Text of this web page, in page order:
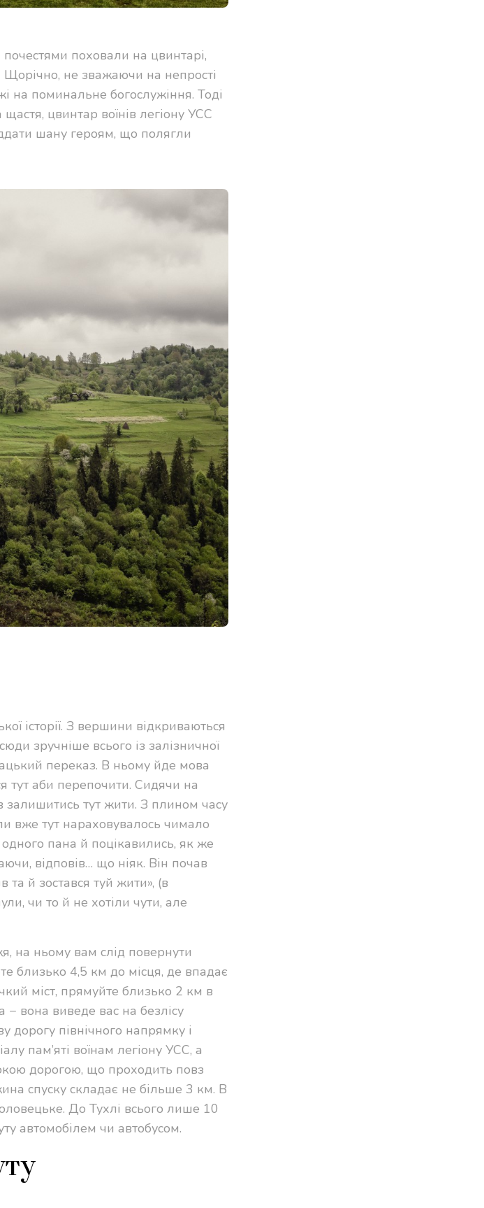
поховали на цвинтарі,
Щорічно, не зважаючи на непрості
на поминальне богослужіння. Тоді
цвинтар воїнів легіону УСС
шану героям, що полягли
історії. З вершини відкриваються
зручніше всього із залізничної
переказ. В ньому йде мова
тут аби перепочити. Сидячи на
тут жити. З плином часу
вже тут нараховувалось чимало
пана й поцікавились, як же
відповів… що ніяк. Він почав
та й зостався туй жити», (в
чи то й не хотіли чути, але
на ньому вам слід повернути
близько 4,5 км до місця, де впадає
міст, прямуйте близько 2 км в
− вона виведе вас на безлісу
дорогу північного напрямку і
пам’яті воїнам легіону УСС, а
дорогою, що проходить повз
спуску складає не більше 3 км. В
До Тухлі всього лише 10
автомобілем чи автобусом.